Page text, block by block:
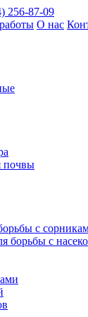
256-87-09
О нас
почвы
с
борьбы с